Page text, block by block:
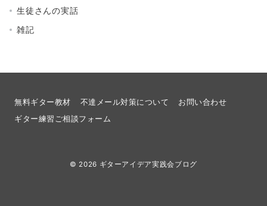
生徒さんの実話
雑記
無料ギター教材 不達メール対策について
お問い合わせ
ギター練習ご相談フォーム
© 2026 ギターアイデア実践会ブログ